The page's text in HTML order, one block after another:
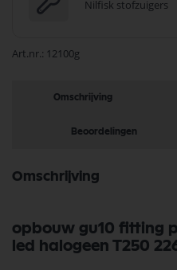
Nilfisk stofzuigers
Art.nr. 12100g
Omschrijving
Beoordelingen
Omschrijving
opbouw gu10 fitting
led halogeen T250